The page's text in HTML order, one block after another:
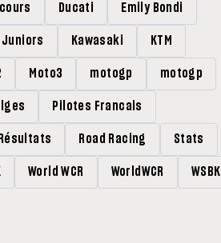
Ducati Emily Bondi
Juniors Kawasaki KTM
Moto3 motogp motogp
Pilotes Francais
Résultats Road Racing Stats
World WCR WorldWCR WSBK